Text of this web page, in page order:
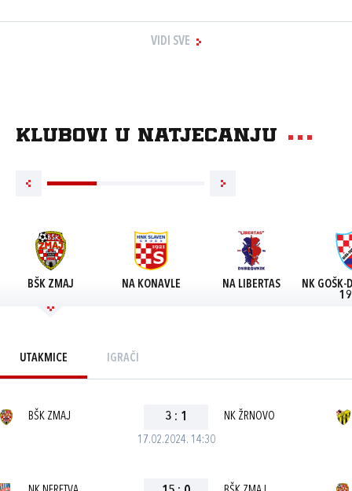
VIDI SVE
Klubovi u natjecanju
BŠK ZMAJ NA KONAVLE NA LIBERTAS
NK GOŠK-
UTAKMICE IGRAČI
17.02.2024. 14:30
BŠK ZMAJ 3 : 1 NK ŽRNOVO